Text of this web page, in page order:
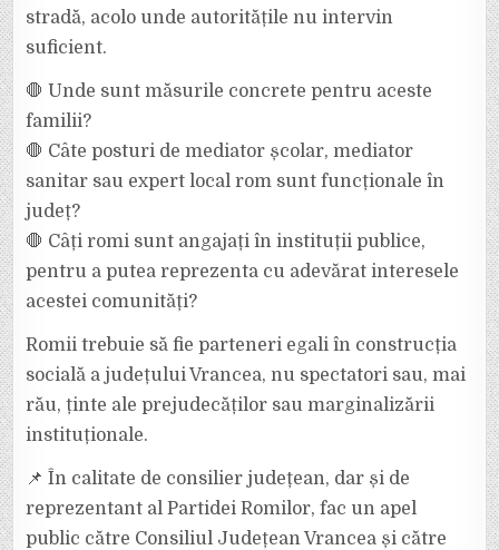
stradă, acolo unde autoritățile nu intervin
suficient.
🛑 Unde sunt măsurile concrete pentru aceste
familii?
🛑 Câte posturi de mediator școlar, mediator
sanitar sau expert local rom sunt funcționale în
județ?
🛑 Câți romi sunt angajați în instituții publice,
pentru a putea reprezenta cu adevărat interesele
acestei comunități?
Romii trebuie să fie parteneri egali în construcția
socială a județului Vrancea, nu spectatori sau, mai
rău, ținte ale prejudecăților sau marginalizării
instituționale.
📌 În calitate de consilier județean, dar și de
reprezentant al Partidei Romilor, fac un apel
public către Consiliul Județean Vrancea și către